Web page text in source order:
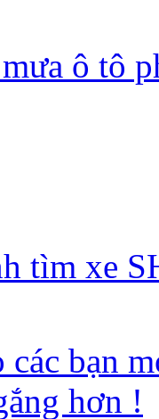
ô tô
tìm xe
các bạn
hơn !